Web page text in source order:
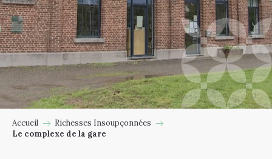
Accueil
Richesses Insoupçonnées
Le complexe de la gare